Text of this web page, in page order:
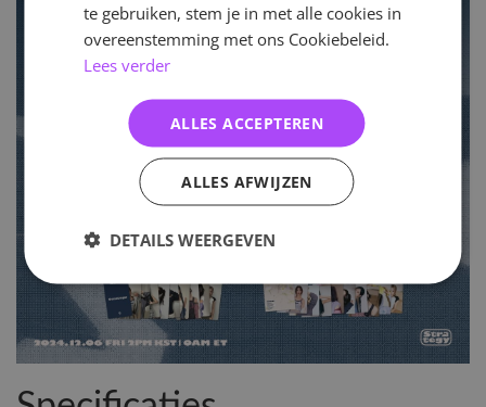
te gebruiken, stem je in met alle cookies in
overeenstemming met ons Cookiebeleid.
Lees verder
ALLES ACCEPTEREN
ALLES AFWIJZEN
DETAILS WEERGEVEN